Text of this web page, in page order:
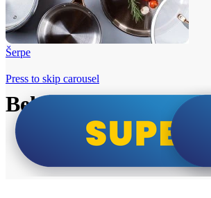
Šerpe
Beko i Tesla super cene
Press to skip carousel